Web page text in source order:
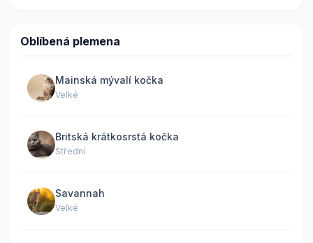
Oblíbená plemena
Mainská mývalí kočka
Velké
Britská krátkosrstá kočka
Střední
Savannah
Velké